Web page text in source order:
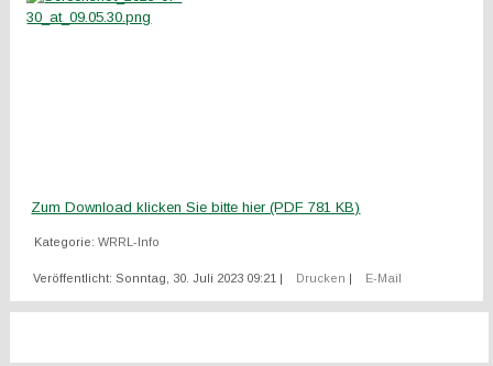
Zum Download klicken Sie bitte hier (PDF 781 KB)
Kategorie:WRRL-Info
Veröffentlicht: Sonntag, 30. Juli 2023 09:21 | Drucken | E-Mail